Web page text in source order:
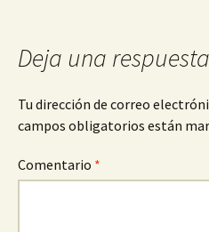
Deja una respuesta
Tu dirección de correo
campos obligatorios están
Comentario *